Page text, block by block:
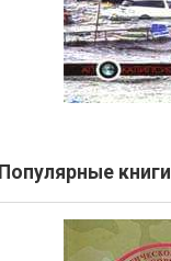
Популярные книги